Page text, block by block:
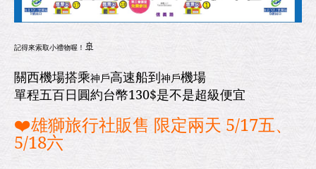
記得來索取小禮物喔！ 🚢
關西機場搭乘神戶高速船到神戶機場
單程五百日圓約台幣130$是不是超級便宜
❤️雄獅旅行社販售 限定兩天 5/17五、
5/18六